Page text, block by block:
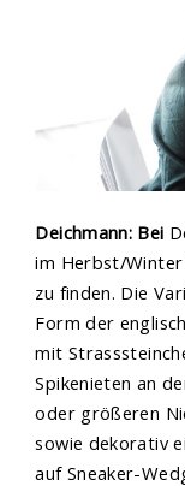
Deichmann: Bei
im Herbst/Winter
zu finden. Die
Form der
mit
Spikenieten an
oder größeren
sowie dekorativ
auf Sneaker-